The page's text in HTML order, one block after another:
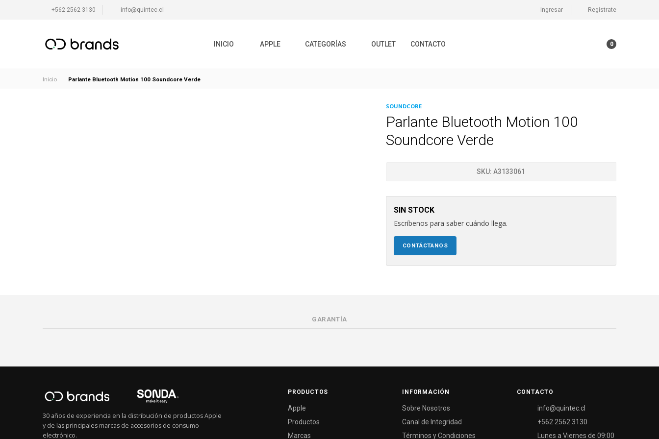
+562 2562 3130 info@quintec.cl Ingresar Regístrate
INICIO APPLE CATEGORÍAS OUTLET CONTACTO 0
Inicio Parlante Bluetooth Motion 100 Soundcore Verde
SOUNDCORE
Parlante Bluetooth Motion 100
Soundcore Verde
SKU:A3133061
SIN STOCK
Escríbenos para saber cuándo llega.
CONTÁCTANOS
GARANTÍA
30 años de experiencia en la distribución de productos Apple
y de las principales marcas de accesorios de consumo
electrónico.
PRODUCTOS
Apple
Productos
Marcas
INFORMACIÓN
Sobre Nosotros
Canal de Integridad
Términos y Condiciones
CONTACTO
info@quintec.cl
+562 2562 3130
Lunes a Viernes de 09:00